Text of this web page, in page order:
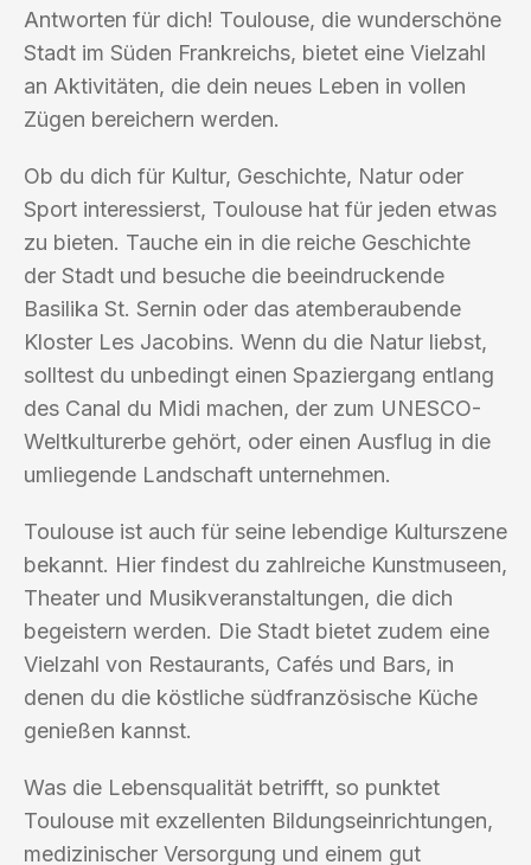
Antworten für dich! Toulouse, die wunderschöne
Stadt im Süden Frankreichs, bietet eine Vielzahl
an Aktivitäten, die dein neues Leben in vollen
Zügen bereichern werden.
Ob du dich für Kultur, Geschichte, Natur oder
Sport interessierst, Toulouse hat für jeden etwas
zu bieten. Tauche ein in die reiche Geschichte
der Stadt und besuche die beeindruckende
Basilika St. Sernin oder das atemberaubende
Kloster Les Jacobins. Wenn du die Natur liebst,
solltest du unbedingt einen Spaziergang entlang
des Canal du Midi machen, der zum UNESCO-
Weltkulturerbe gehört, oder einen Ausflug in die
umliegende Landschaft unternehmen.
Toulouse ist auch für seine lebendige Kulturszene
bekannt. Hier findest du zahlreiche Kunstmuseen,
Theater und Musikveranstaltungen, die dich
begeistern werden. Die Stadt bietet zudem eine
Vielzahl von Restaurants, Cafés und Bars, in
denen du die köstliche südfranzösische Küche
genießen kannst.
Was die Lebensqualität betrifft, so punktet
Toulouse mit exzellenten Bildungseinrichtungen,
medizinischer Versorgung und einem gut